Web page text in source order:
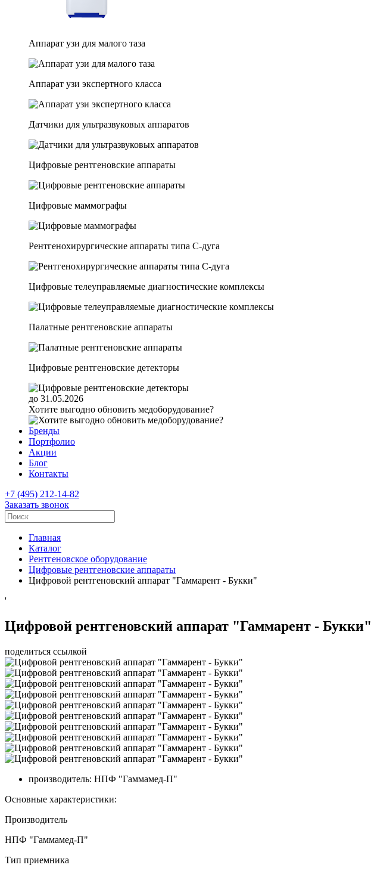
Аппарат узи для малого таза
Аппарат узи экспертного класса
Датчики для ультразвуковых аппаратов
Цифровые рентгеновские аппараты
Цифровые маммографы
Рентгенохирургические аппараты типа C-дуга
Цифровые телеуправляемые диагностические комплексы
Палатные рентгеновские аппараты
Цифровые рентгеновские детекторы
до 31.05.2026
Хотите выгодно обновить медоборудование?
Бренды
Портфолио
Акции
Блог
Контакты
+7 (495) 212-14-82
Заказать звонок
Главная
Каталог
Рентгеновское оборудование
Цифровые рентгеновские аппараты
Цифровой рентгеновский аппарат "Гаммарент - Букки"
'
Цифровой рентгеновский аппарат "Гаммарент - Букки"
поделиться ссылкой
производитель: НПФ "Гаммамед-П"
Основные характеристики:
Производитель
НПФ "Гаммамед-П"
Тип приемника